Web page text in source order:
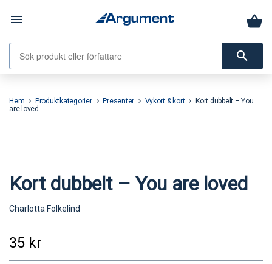
menu
search
Hem keyboard_arrow_right Produktkategorier keyboard_arrow_right Presenter keyboard_arrow_right Vykort & kort keyboard_arrow_right
Kort dubbelt – You
are loved
Kort dubbelt – You are loved
Charlotta Folkelind
35 kr